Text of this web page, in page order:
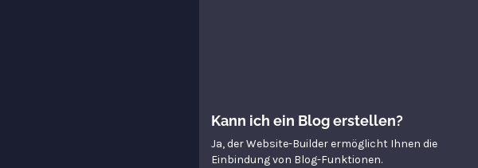
Kann ich ein Blog erstellen?
Ja, der Website-Builder ermöglicht Ihnen die
Einbindung von Blog-Funktionen.